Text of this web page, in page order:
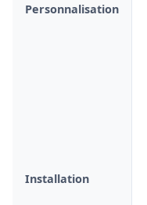
Personnalisation
Installation